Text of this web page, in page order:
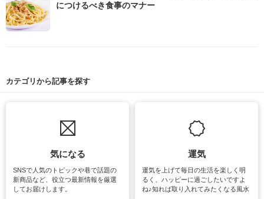
につけるべき食事のマナー
カテゴリから記事を探す
気になる
SNSで人気のトピックや巷で話題の
新商品など、役立つ最新情報を厳選
してお届けします。
運気
運気を上げて毎日の生活を楽しく明
るく、ハッピーに過ごしたいですよ
ね♪知れば取り入れてみたくなる風水